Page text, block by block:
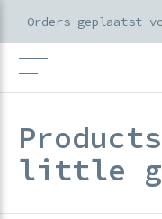
little